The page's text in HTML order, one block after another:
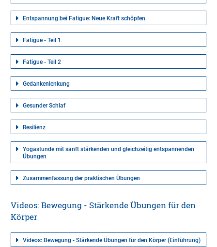
Entspannung bei Fatigue: Neue Kraft schöpfen
Fatigue - Teil 1
Fatigue - Teil 2
Gedankenlenkung
Gesunder Schlaf
Resilienz
Yogastunde mit sanft stärkenden und gleichzeitig entspannenden
Übungen
Zusammenfassung der praktischen Übungen
Videos: Bewegung - Stärkende Übungen für den
Körper
Videos: Bewegung - Stärkende Übungen für den Körper (Einführung)